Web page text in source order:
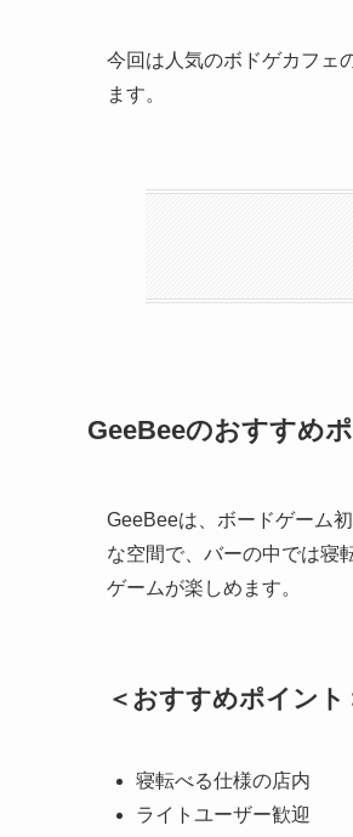
今回は人気のボドゲカフェ
ます。
GeeBeeのおすすめ
GeeBeeは、ボードゲーム
な空間で、バーの中では寝
ゲームが楽しめます。
＜おすすめポイント
寝転べる仕様の店内
ライトユーザー歓迎